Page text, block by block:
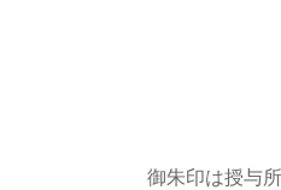
御朱印は授与